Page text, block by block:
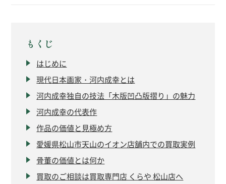
もくじ
はじめに
現代日本画家・河内成幸とは
河内成幸独自の技法「木版凹凸版摺り」の魅力
河内成幸の代表作
作品の価値と見極め方
愛媛県松山市天山のイオン店舗内での買取実例
骨董の価値とは何か
買取のご相談は買取専門店 くらや 松山店へ